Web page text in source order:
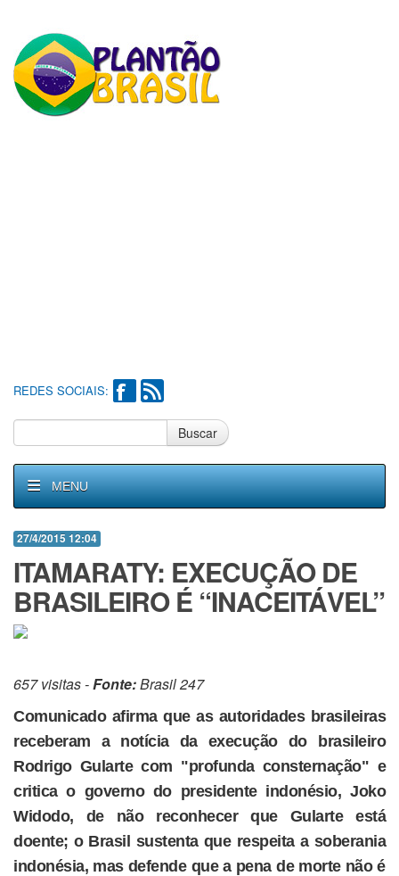
REDES SOCIAIS:
Buscar
MENU
27/4/2015 12:04
ITAMARATY: EXECUÇÃO DE
BRASILEIRO É “INACEITÁVEL”
657 visitas -Fonte:Brasil 247
Comunicado afirma que as autoridades brasileiras
receberam a notícia da execução do brasileiro
Rodrigo Gularte com "profunda consternação" e
critica o governo do presidente indonésio, Joko
Widodo, de não reconhecer que Gularte está
doente; o Brasil sustenta que respeita a soberania
indonésia, mas defende que a pena de morte não é